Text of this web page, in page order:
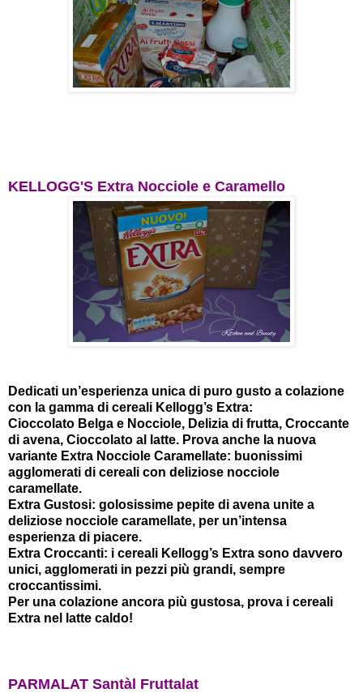
KELLOGG'S Extra Nocciole e Caramello
Dedicati un’esperienza unica di puro gusto a colazione
con la gamma di cereali Kellogg’s Extra:
Cioccolato Belga e Nocciole, Delizia di frutta, Croccante
di avena, Cioccolato al latte. Prova anche la nuova
variante Extra Nocciole Caramellate: buonissimi
agglomerati di cereali con deliziose nocciole
caramellate.
Extra Gustosi: golosissime pepite di avena unite a
deliziose nocciole caramellate, per un’intensa
esperienza di piacere.
Extra Croccanti: i cereali Kellogg’s Extra sono davvero
unici, agglomerati in pezzi più grandi, sempre
croccantissimi.
Per una colazione ancora più gustosa, prova i cereali
Extra nel latte caldo!
PARMALAT Santàl Fruttalat